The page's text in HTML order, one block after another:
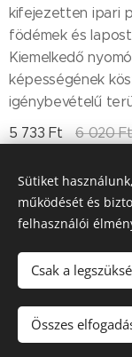
kifejezetten ipari
födémek és
Kiemelkedő
képességének
igénybevételű
5 733 Ft 6 020Ft
Till
Sütiket
működését és
felhasználói
Csak a
Összes